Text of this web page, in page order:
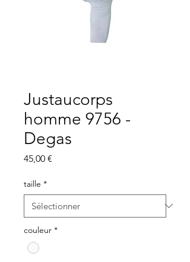
Justaucorps
homme 9756 -
Degas
45,00 €
taille *
couleur *